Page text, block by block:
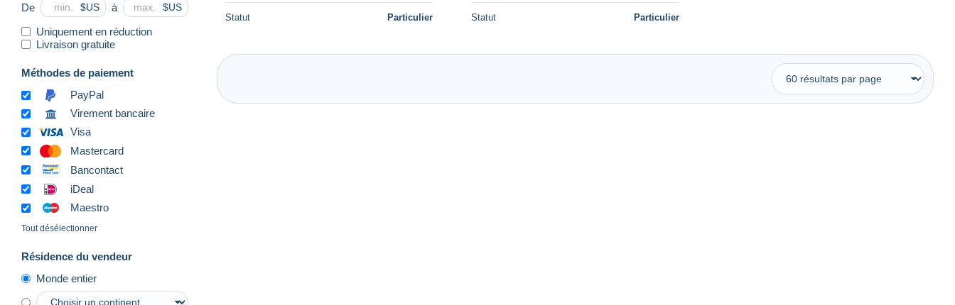
De $US à $US
Uniquement en réduction
Livraison gratuite
Méthodes de paiement
PayPal
Virement bancaire
Visa
Mastercard
Bancontact
iDeal
Maestro
Tout désélectionner
Résidence du vendeur
Monde entier
Statut Particulier Statut Particulier